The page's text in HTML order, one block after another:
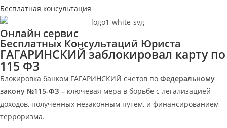
Бесплатная консультация
Онлайн сервис
Бесплатных Консультаций Юриста
ГАГАРИНСКИЙ заблокировал карту по
115 ФЗ
Блокировка банком ГАГАРИНСКИЙ счетов по Федеральному
закону №115-ФЗ – ключевая мера в борьбе с легализацией
доходов, полученных незаконным путем, и финансированием
терроризма.